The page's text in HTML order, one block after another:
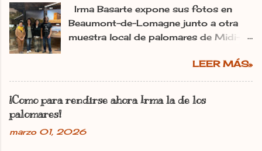
m
e
n
t
a
Irma Basarte expone sus fotos en
Beaumont-de-Lomagne junto a otra
muestra local de palomares de Midi-
izquierda) con Miguel Pastrana y las
colaboradoras francesas. dl Ana
Gaitero León 11.11.2025 | 06:00
Actualizado: 11.11.2025 | 10:25 En:
Pirineos La utopía de Irma Basarte
LEER MÁS»
¡Como para rendirse ahora Irma la de los
palomares!
marzo 01, 2026